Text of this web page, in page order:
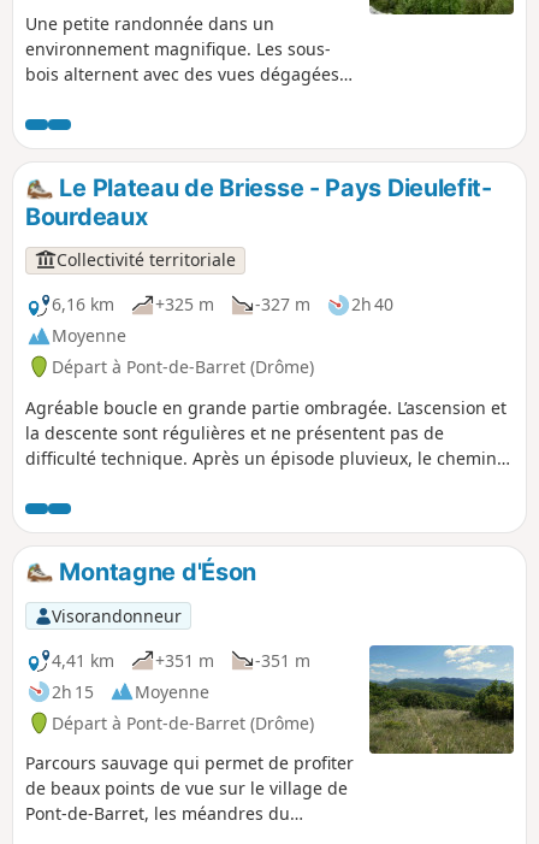
Une petite randonnée dans un
environnement magnifique. Les sous-
bois alternent avec des vues dégagées
panoramas. Prendre la boucle dans le
sens anti-horaire permet une montée
plus progressive et une descente avec
une belle vue qui domine Pont-de-
Barret face à vous.
Le Plateau de Briesse - Pays Dieulefit-
Bourdeaux
Collectivité territoriale
6,16 km
+325 m -327 m
2h 40
Moyenne
Départ à Pont-de-Barret (Drôme)
Agréable boucle en grande partie ombragée. L’ascension et
la descente sont régulières et ne présentent pas de
difficulté technique. Après un épisode pluvieux, le chemin
Montagne d'Éson
Visorandonneur
4,41 km
+351 m
-351 m
2h 15
Moyenne
Départ à Pont-de-Barret (Drôme)
Parcours sauvage qui permet de profiter
de beaux points de vue sur le village de
Pont-de-Barret, les méandres du